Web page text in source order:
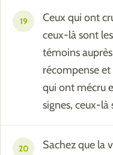
19
Ceux qui ont
ceux-là sont
témoins
récompense
qui ont mécru
signes, ceux-là
20
Sachez que la